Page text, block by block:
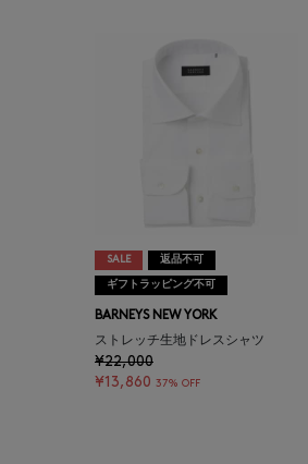
SALE 返品不可
ギフトラッピング不可
BARNEYS NEW YORK
ストレッチ生地ドレスシャツ
¥22,000
¥13,860 37% OFF